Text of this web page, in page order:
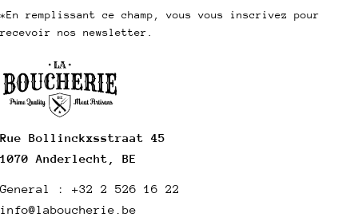
Rue Bollinckxsstraat 45
1070 Anderlecht, BE
General : +32 2 526 16 22
info@laboucherie.be
*En remplissant ce champ, vous vous inscrivez pour
recevoir nos newsletter.